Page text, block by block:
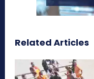
Related Articles